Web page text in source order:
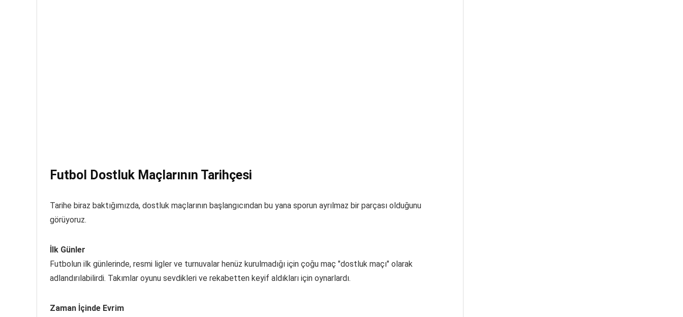
Futbol Dostluk Maçlarının Tarihçesi
Tarihe biraz baktığımızda, dostluk maçlarının başlangıcından bu yana sporun ayrılmaz bir parçası olduğunu
görüyoruz.
İlk Günler
Futbolun ilk günlerinde, resmi ligler ve turnuvalar henüz kurulmadığı için çoğu maç "dostluk maçı" olarak
adlandırılabilirdi. Takımlar oyunu sevdikleri ve rekabetten keyif aldıkları için oynarlardı.
Zaman İçinde Evrim